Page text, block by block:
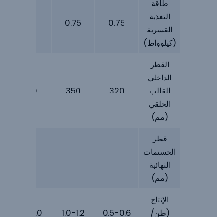
طاقة
التغذية
القسرية
(كيلوواط)
0.75
0.75
القطر
الداخلي
للقالب
الحلقي
(مم)
320
350
420
قطر
الجسيمات
النهائية
(مم)
الإنتاج
(طن/
0.5-0.6
1.0-1.2
1.8-2.0